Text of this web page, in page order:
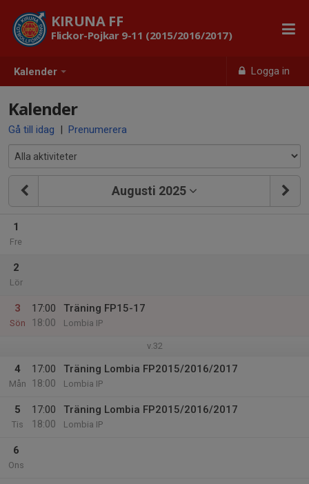
Kalender Logga in
KIRUNA FF
Flickor-Pojkar 9-11 (2015/2016/2017)
Kalender
Gå till idag | Prenumerera
Augusti 2025
1
Fre
2
Lör
3
Sön
17:00
18:00
Träning FP15-17
Lombia IP
v.32
4
Mån
17:00
18:00
Träning Lombia FP2015/2016/2017
Lombia IP
5
Tis
17:00
18:00
Träning Lombia FP2015/2016/2017
Lombia IP
6
Ons